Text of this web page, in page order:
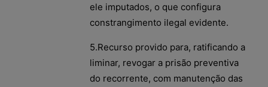
ele imputados, o que configura
constrangimento ilegal evidente.
5.Recurso provido para, ratificando a
liminar, revogar a prisão preventiva
do recorrente, com manutenção das